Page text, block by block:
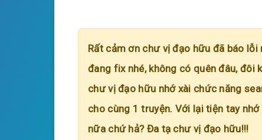
Rất cảm ơn chư vị đạo hữu đã báo
đang fix nhé, không có quên đâu,
chư vị đạo hữu nhớ xài chức năng
cho cùng 1 truyện. Với lại tiện tay
nữa chứ hả? Đa tạ chư vị đạo hữu!!!